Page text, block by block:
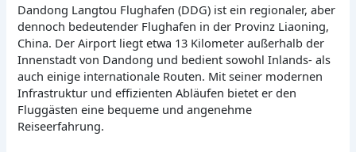
Dandong Langtou Flughafen (DDG) ist ein regionaler, aber
dennoch bedeutender Flughafen in der Provinz Liaoning,
China. Der Airport liegt etwa 13 Kilometer außerhalb der
Innenstadt von Dandong und bedient sowohl Inlands- als
auch einige internationale Routen. Mit seiner modernen
Infrastruktur und effizienten Abläufen bietet er den
Fluggästen eine bequeme und angenehme
Reiseerfahrung.